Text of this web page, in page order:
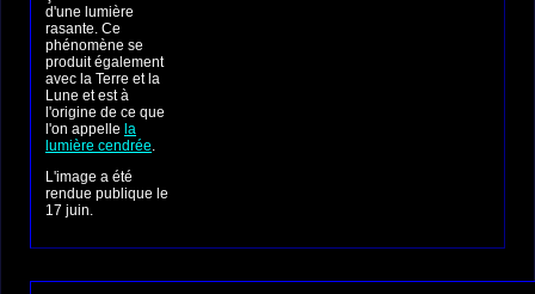
d'une lumière
rasante. Ce
phénomène se
produit également
avec la Terre et la
Lune et est à
l'origine de ce que
l'on appelle la
lumière cendrée.
L'image a été
rendue publique le
17 juin.